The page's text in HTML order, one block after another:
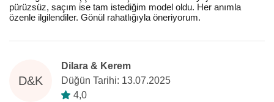
pürüzsüz, saçım ise tam istediğim model oldu. Her anımla
özenle ilgilendiler. Gönül rahatlığıyla öneriyorum.
D&K
Dilara & Kerem
Düğün Tarihi: 13.07.2025
4,0